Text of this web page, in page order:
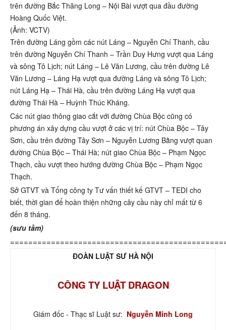
trên đường Bắc Thăng Long – Nội Bài vượt qua đầu đường
Hoàng Quốc Việt.
(Ảnh: VCTV)
Trên đường Láng gồm các nút Láng – Nguyễn Chí Thanh, cầu
trên đường Nguyễn Chí Thanh – Trần Duy Hưng vượt qua Láng
và sông Tô Lịch; nút Láng – Lê Văn Lương, cầu trên đường Lê
Văn Lương – Láng Hạ vượt qua đường Láng và sông Tô Lịch;
nút Láng Hạ – Thái Hà, cầu trên đường Láng Hạ vượt qua
đường Thái Hà – Huỳnh Thúc Kháng.
Các nút giao thông giao cắt với đường Chùa Bộc cũng có
phương án xây dựng cầu vượt ở các vị trí: nút Chùa Bộc – Tây
Sơn, cầu trên đường Tây Sơn – Nguyễn Lương Bằng vượt quan
đường Chùa Bộc – Thái Hà; nút giao Chùa Bộc – Phạm Ngọc
Thạch, cầu vượt theo hướng đường Chùa Bộc – Phạm Ngọc
Thạch.
Sở GTVT và Tổng công ty Tư vấn thiết kế GTVT – TEDI cho
biết, thời gian để hoàn thiện những cây cầu này chỉ mất từ 6
đến 8 tháng.
(sưu tầm)
ĐOÀN LUẬT SƯ HÀ NỘI
CÔNG TY LUẬT DRAGON
Giám đốc - Thạc sĩ Luật sư: Nguyễn Minh Long